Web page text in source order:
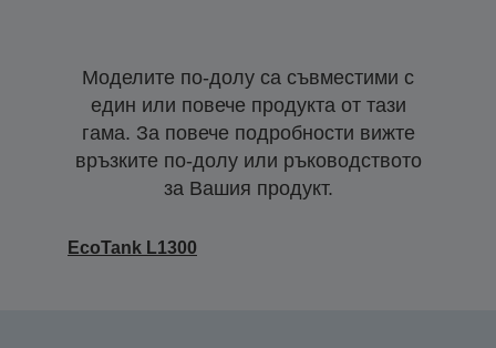
Моделите по-долу са съвместими с
един или повече продукта от тази
гама. За повече подробности вижте
връзките по-долу или ръководството
за Вашия продукт.
EcoTank L1300